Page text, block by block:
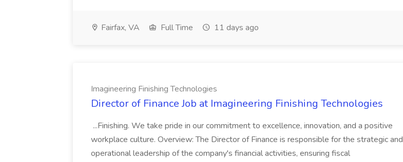
Fairfax, VA Full Time 11 days ago
Imagineering Finishing Technologies
Director of Finance Job at Imagineering Finishing Technologies
...Finishing. We take pride in our commitment to excellence, innovation, and a positive
workplace culture. Overview: The Director of Finance is responsible for the strategic and
operational leadership of the company's financial activities, ensuring fiscal